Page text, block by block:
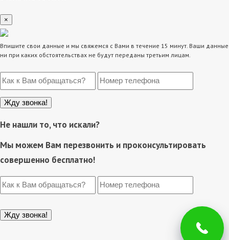
×
Впишите свои данные и мы свяжемся с Вами в течение 15 минут. Ваши данные
ни при каких обстоятельствах не будут переданы третьим лицам.
Не нашли то, что искали?
Мы можем Вам перезвонить и проконсультировать
совершенно бесплатно!